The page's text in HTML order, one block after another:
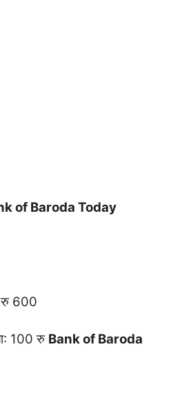
of Baroda Today
रु 600
100 रु Bank of Baroda